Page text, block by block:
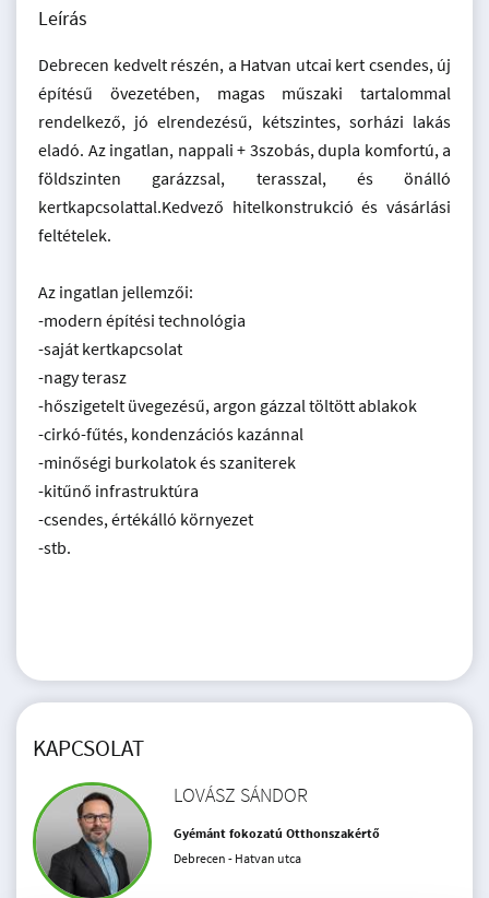
Leírás
Debrecen kedvelt részén, a Hatvan utcai kert csendes, új
építésű övezetében, magas műszaki tartalommal
rendelkező, jó elrendezésű, kétszintes, sorházi lakás
eladó. Az ingatlan, nappali + 3szobás, dupla komfortú, a
földszinten garázzsal, terasszal, és önálló
kertkapcsolattal.Kedvező hitelkonstrukció és vásárlási
feltételek.
Az ingatlan jellemzői:
-modern építési technológia
-saját kertkapcsolat
-nagy terasz
-hőszigetelt üvegezésű, argon gázzal töltött ablakok
-cirkó-fűtés, kondenzációs kazánnal
-minőségi burkolatok és szaniterek
-kitűnő infrastruktúra
-csendes, értékálló környezet
-stb.
KAPCSOLAT
LOVÁSZ SÁNDOR
Gyémánt fokozatú Otthonszakértő
Debrecen - Hatvan utca